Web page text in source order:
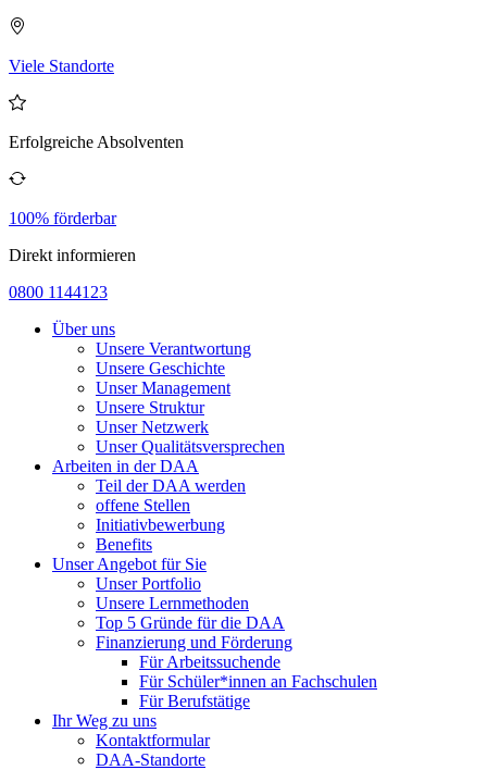
Viele Standorte
Erfolgreiche Absolventen
100% förderbar
Direkt informieren
0800 1144123
Über uns
Unsere Verantwortung
Unsere Geschichte
Unser Management
Unsere Struktur
Unser Netzwerk
Unser Qualitätsversprechen
Arbeiten in der DAA
Teil der DAA werden
offene Stellen
Initiativbewerbung
Benefits
Unser Angebot für Sie
Unser Portfolio
Unsere Lernmethoden
Top 5 Gründe für die DAA
Finanzierung und Förderung
Für Arbeitssuchende
Für Schüler*innen an Fachschulen
Für Berufstätige
Ihr Weg zu uns
Kontaktformular
DAA-Standorte